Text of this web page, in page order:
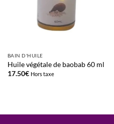
BAIN D'HUILE
Huile végétale de baobab 60 ml
17.50€ Hors taxe